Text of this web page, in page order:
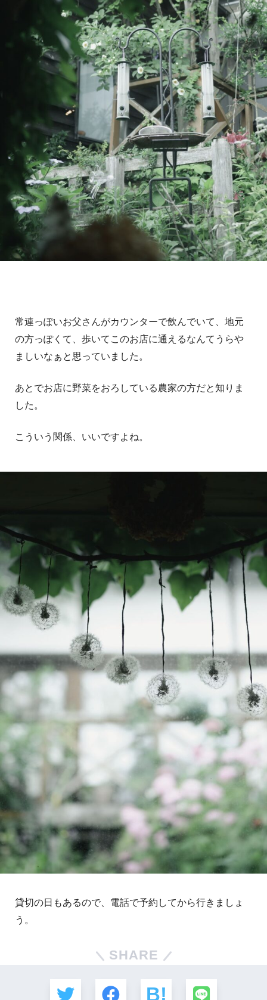
常連っぽいお父さんがカウンターで飲んでいて、地元
の方っぽくて、歩いてこのお店に通えるなんてうらや
ましいなぁと思っていました。
あとでお店に野菜をおろしている農家の方だと知りま
した。
こういう関係、いいですよね。
貸切の日もあるので、電話で予約してから行きましょ
う。
SHARE